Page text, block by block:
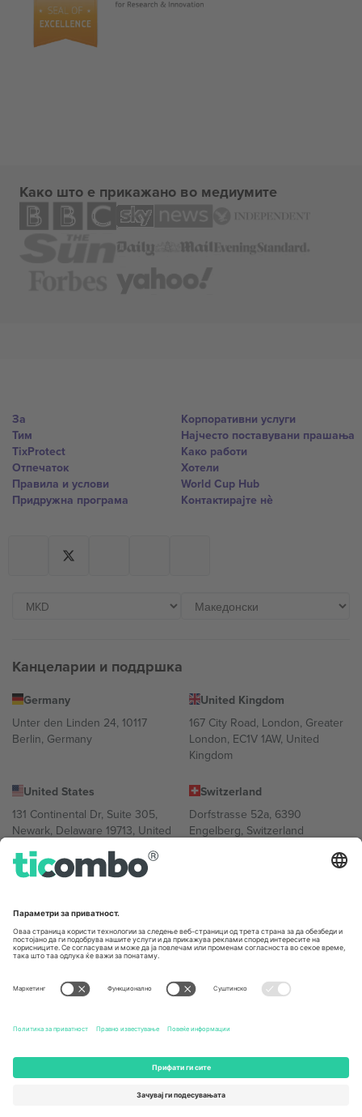
Како што е прикажано во медиумите
За
Тим
TixProtect
Отпечаток
Правила и услови
Придружна програма
Корпоративни услуги
Најчесто поставувани прашања
Како работи
Хотели
World Cup Hub
Контактирајте нѐ
Канцеларии и поддршка
Germany
Unter den Linden 24, 10117
Berlin, Germany
United Kingdom
167 City Road, London, Greater
London, EC1V 1AW, United
Kingdom
United States
131 Continental Dr, Suite 305,
Newark, Delaware 19713, United
Switzerland
Dorfstrasse 52a, 6390
Engelberg, Switzerland
Bulgaria
Totleben 53-55, 1606 Sofia,
Bulgaria
United Arab Emirates
Av Chapultepec 360, Roma
Ciudad de México, CDMX,
Правното лице на давателот на платформата може да се
разликува во зависност од локацијата, настанот и/или доменот.